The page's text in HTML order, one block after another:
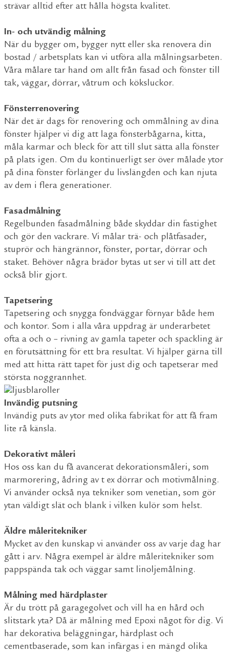
strävar alltid efter att hålla högsta kvalitet.
In- och utvändig målning
När du bygger om, bygger nytt eller ska renovera din
bostad / arbetsplats kan vi utföra alla målningsarbeten.
Våra målare tar hand om allt från fasad och fönster till
tak, väggar, dörrar, våtrum och köksluckor.
Fönsterrenovering
När det är dags för renovering och ommålning av dina
fönster hjälper vi dig att laga fönsterbågarna, kitta,
måla karmar och bleck för att till slut sätta alla fönster
på plats igen. Om du kontinuerligt ser över målade ytor
på dina fönster förlänger du livslängden och kan njuta
av dem i flera generationer.
Fasadmålning
Regelbunden fasadmålning både skyddar din fastighet
och gör den vackrare. Vi målar trä- och plåtfasader,
stuprör och hängrännor, fönster, portar, dörrar och
staket. Behöver några brädor bytas ut ser vi till att det
också blir gjort.
Tapetsering
Tapetsering och snygga fondväggar förnyar både hem
och kontor. Som i alla våra uppdrag är underarbetet
ofta a och o – rivning av gamla tapeter och spackling är
en förutsättning för ett bra resultat. Vi hjälper gärna till
med att hitta rätt tapet för just dig och tapetserar med
största noggrannhet.
Invändig putsning
Invändig puts av ytor med olika fabrikat för att få fram
lite rå känsla.
Dekorativt måleri
Hos oss kan du få avancerat dekorationsmåleri, som
marmorering, ådring av t ex dörrar och motivmålning.
Vi använder också nya tekniker som venetian, som gör
ytan väldigt slät och blank i vilken kulör som helst.
Äldre måleritekniker
Mycket av den kunskap vi använder oss av varje dag har
gått i arv. Några exempel är äldre måleritekniker som
pappspända tak och väggar samt linoljemålning.
Målning med härdplaster
Är du trött på garagegolvet och vill ha en hård och
slitstark yta? Då är målning med Epoxi något för dig. Vi
har dekorativa beläggningar, härdplast och
cementbaserade, som kan infärgas i en mängd olika